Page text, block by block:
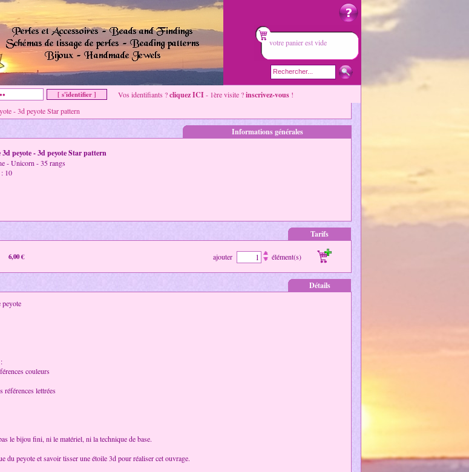
votre panier est vide
Vos identifiants ?cliquez ICI- 1ère visite ?inscrivez-vous !
- 3d peyote Star pattern
Informations générales
3d peyote - 3d peyote Star pattern
- Unicorn - 35 rangs
: 10
Tarifs
6,00 € ajouter élément(s)
Détails
couleurs
références lettrées
le bijou fini, ni le matériel, ni la technique de base.
du peyote et savoir tisser une étoile 3d pour réaliser cet ouvrage.